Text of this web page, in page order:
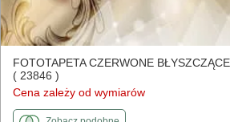
FOTOTAPETA CZERWONE
( 23846 )
Cena zależy od wymiarów